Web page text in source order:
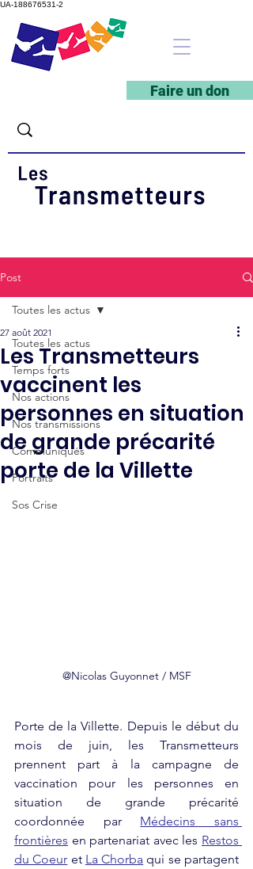
UA-188676531-2
Faire un don
Post
Toutes les actus
Temps forts
Nos actions
Nos transmissions
Communiqués
Portraits
Sos Crise
Toutes les actus
Les Transmetteurs
vaccinent les
personnes en situation
de grande précarité
porte de la Villette
27 août 2021
@Nicolas Guyonnet / MSF
Porte de la Villette. Depuis le début du
mois de juin, les Transmetteurs
prennent part à la campagne de
vaccination pour les personnes en
situation de grande précarité
coordonnée par Médecins sans
frontières en partenariat avec les Restos
du Coeur et La Chorba qui se partagent